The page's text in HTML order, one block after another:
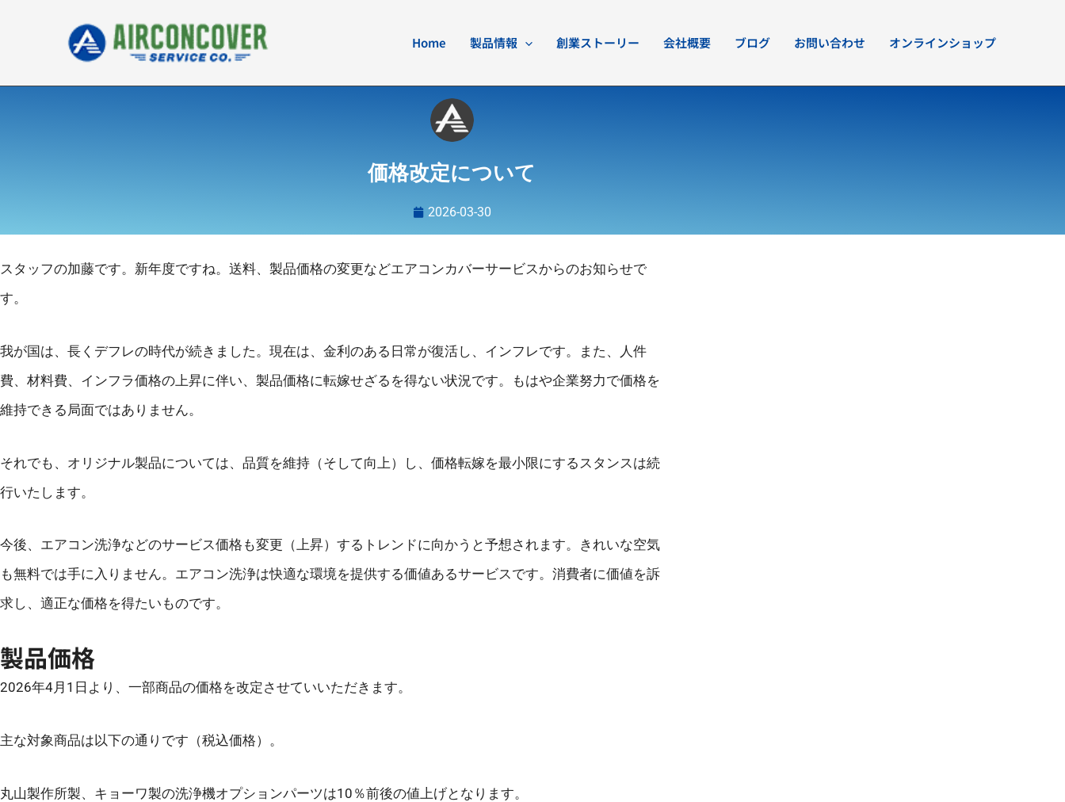
キ
Home 製品情報 創業ストーリー 会社概要 ブログ お問い合わせ オンラインショップ
価格改定について
2026-03-30
スタッフの加藤です。新年度ですね。送料、製品価格の変更などエアコンカバーサービスからのお知らせで
す。
我が国は、長くデフレの時代が続きました。現在は、金利のある日常が復活し、インフレです。また、人件
費、材料費、インフラ価格の上昇に伴い、製品価格に転嫁せざるを得ない状況です。もはや企業努力で価格を
維持できる局面ではありません。
それでも、オリジナル製品については、品質を維持（そして向上）し、価格転嫁を最小限にするスタンスは続
行いたします。
今後、エアコン洗浄などのサービス価格も変更（上昇）するトレンドに向かうと予想されます。きれいな空気
も無料では手に入りません。エアコン洗浄は快適な環境を提供する価値あるサービスです。消費者に価値を訴
求し、適正な価格を得たいものです。
製品価格
2026年4月1日より、一部商品の価格を改定させていいただきます。
主な対象商品は以下の通りです（税込価格）。
丸山製作所製、キョーワ製の洗浄機オプションパーツは10％前後の値上げとなります。